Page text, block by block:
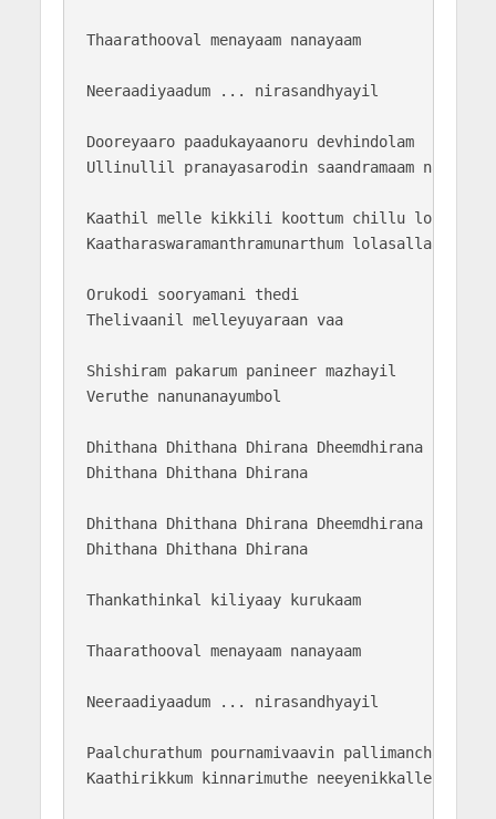
Thaarathooval menayaam nanayaam
Neeraadiyaadum ... nirasandhyayil
Dooreyaaro paadukayaanoru devhindolam
Ullinullil pranayasarodin saandramaam naadam
Kaathil melle kikkili koottum chillu lolaakkil
Kaatharaswaramanthramunarthum lolasallaapam
Orukodi sooryamani thedi
Thelivaanil melleyuyaraan vaa
Shishiram pakarum panineer mazhayil
Veruthe nanunanayumbol
Dhithana Dhithana Dhirana Dheemdhirana
Dhithana Dhithana Dhirana
Dhithana Dhithana Dhirana Dheemdhirana
Dhithana Dhithana Dhirana
Thankathinkal kiliyaay kurukaam
Thaarathooval menayaam nanayaam
Neeraadiyaadum ... nirasandhyayil
Paalchurathum pournamivaavin pallimanchathil
Kaathirikkum kinnarimuthe neeyenikkalle